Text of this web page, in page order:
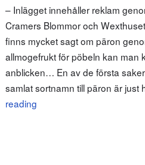
– Inlägget innehåller reklam
Cramers Blommor och
finns mycket sagt om päron
allmogefrukt för pöbeln kan man
anblicken… En av de första
samlat sortnamn till päron är just
reading